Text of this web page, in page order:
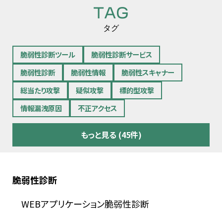
TAG
タグ
脆弱性診断ツール
脆弱性診断サービス
脆弱性診断
脆弱性情報
脆弱性スキャナー
総当たり攻撃
疑似攻撃
標的型攻撃
情報漏洩原因
不正アクセス
もっと見る (45件)
脆弱性診断
WEBアプリケーション脆弱性診断